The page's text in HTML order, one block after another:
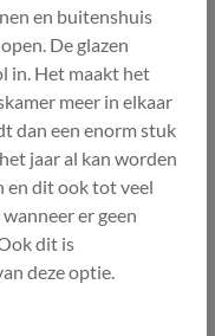
en buitenshuis
De glazen
in. Het maakt het
meer in elkaar
dan een enorm stuk
jaar al kan worden
en dit ook tot veel
er geen
dit is
deze optie.